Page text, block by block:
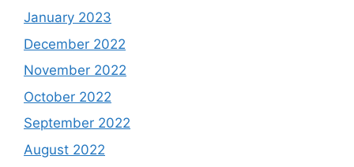
January 2023
December 2022
November 2022
October 2022
September 2022
August 2022